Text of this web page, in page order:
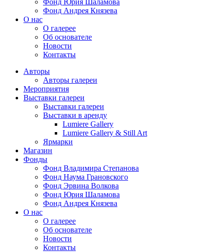
Фонд Юрия Шаламова
Фонд Андрея Князева
О нас
О галерее
Об основателе
Новости
Контакты
Авторы
Авторы галереи
Мероприятия
Выставки галереи
Выставки галереи
Выставки в аренду
Lumiere Gallery
Lumiere Gallery & Still Art
Ярмарки
Магазин
Фонды
Фонд Владимира Степанова
Фонд Наума Грановского
Фонд Эрвина Волкова
Фонд Юрия Шаламова
Фонд Андрея Князева
О нас
О галерее
Об основателе
Новости
Контакты